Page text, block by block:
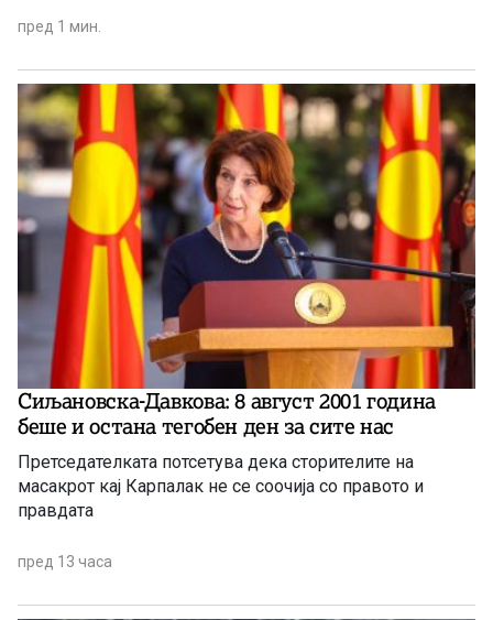
пред 1 мин.
Сиљановска-Давкова: 8 август 2001 година
беше и остана тегобен ден за сите нас
Претседателката потсетува дека сторителите на
масакрот кај Карпалак не се соочија со правото и
правдата
пред 13 часа